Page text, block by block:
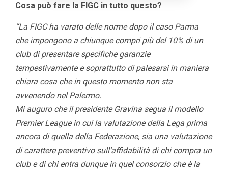
Cosa può fare la FIGC in tutto questo?
“La FIGC ha varato delle norme dopo il caso Parma
che impongono a chiunque compri più del 10% di un
club di presentare specifiche garanzie
tempestivamente e soprattutto di palesarsi in maniera
chiara cosa che in questo momento non sta
avvenendo nel Palermo.
Mi auguro che il presidente Gravina segua il modello
Premier League in cui la valutazione della Lega prima
ancora di quella della Federazione, sia una valutazione
di carattere preventivo sull’affidabilità di chi compra un
club e di chi entra dunque in quel consorzio che è la